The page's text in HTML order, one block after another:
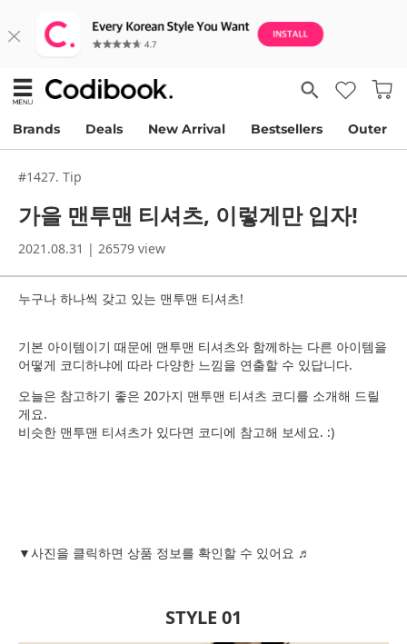
Brands Deals New Arrival Bestsellers Outer
#1427. Tip
가을 맨투맨 티셔츠, 이렇게만 입자!
2021.08.31 | 26579 view
누구나 하나씩 갖고 있는 맨투맨 티셔츠!
기본 아이템이기 때문에 맨투맨 티셔츠와 함께하는 다른 아이템을
어떻게 코디하냐에 따라 다양한 느낌을 연출할 수 있답니다.
오늘은 참고하기 좋은 20가지 맨투맨 티셔츠 코디를 소개해 드릴
게요.
비슷한 맨투맨 티셔츠가 있다면 코디에 참고해 보세요. :)
▼사진을 클릭하면 상품 정보를 확인할 수 있어요 ♬
STYLE 01